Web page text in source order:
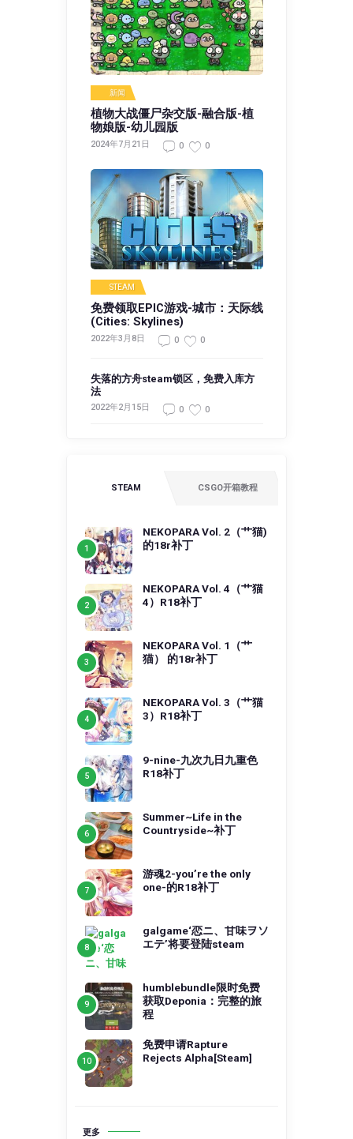
新闻
植物大战僵尸杂交版-融合版-植
物娘版-幼儿园版
2024年7月21日 0 0
STEAM
免费领取EPIC游戏-城市：天际线
(Cities: Skylines)
2022年3月8日 0 0
失落的方舟steam锁区，免费入库方
法
2022年2月15日 0 0
STEAM CSGO开箱教程
NEKOPARA Vol. 2（艹猫)
的18r补丁
NEKOPARA Vol. 4（艹猫
4）R18补丁
NEKOPARA Vol. 1（艹
猫） 的18r补丁
NEKOPARA Vol. 3（艹猫
3）R18补丁
9-nine-九次九日九重色
R18补丁
Summer~Life in the
Countryside~补丁
游魂2-you’re the only
one-的R18补丁
galgame‘恋ニ、甘味ヲソ
エテ’将要登陆steam
humblebundle限时免费
获取Deponia：完整的旅
程
免费申请Rapture
Rejects Alpha[Steam]
更多